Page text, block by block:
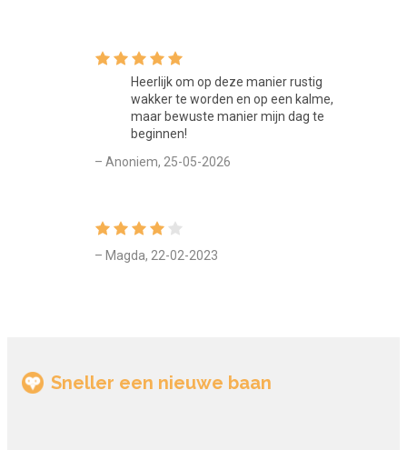
Heerlijk om op deze manier rustig
wakker te worden en op een kalme,
maar bewuste manier mijn dag te
beginnen!
– Anoniem, 25-05-2026
– Magda, 22-02-2023
Sneller een nieuwe baan